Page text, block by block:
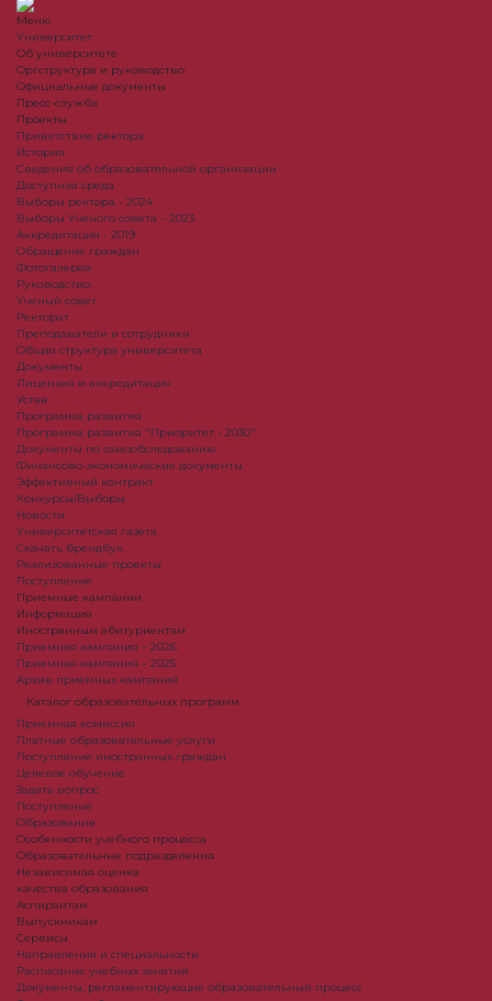
Меню
Университет
Об университете
Оргструктура и руководство
Официальные документы
Пресс-служба
Проекты
Приветствие ректора
История
Сведения об образовательной организации
Доступная среда
Выборы ректора - 2024
Выборы Ученого совета – 2023
Аккредитация - 2019
Обращение граждан
Фотогалерея
Руководство
Ученый совет
Ректорат
Преподаватели и сотрудники
Общая структура университета
Документы
Лицензия и аккредитация
Устав
Программа развития
Программа развития "Приоритет - 2030"
Документы по самообследованию
Финансово-экономические документы
Эффективный контракт
Конкурсы/Выборы
Новости
Университетская газета
Скачать брендбук
Реализованные проекты
Поступление
Приемные кампании
Информация
Иностранным абитуриентам
Приемная кампания – 2026
Приемная кампания – 2025
Архив приемных кампаний
Каталог образовательных программ
Приемная комиссия
Платные образовательные услуги
Поступление иностранных граждан
Целевое обучение
Задать вопрос
Поступление
Образование
Особенности учебного процесса
Образовательные подразделения
Независимая оценка
качества образования
Аспирантам
Выпускникам
Сервисы
Направления и специальности
Расписание учебных занятий
Документы, регламентирующие образовательный процесс